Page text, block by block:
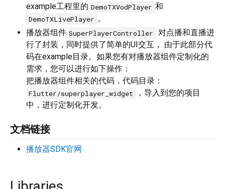
example工程里的 DemoTXVodPlayer 和
DemoTXLivePlayer 。
播放器组件 SuperPlayerController
对点播和直播进
行了封装，同时提供了简单的UI交互， 由于此部分代
码在example目录。如果您有对播放器组件定制化的
需求，您可以进行如下操作：
把播放器组件相关的代码，代码目录：
Flutter/superplayer_widget
，导入到您的项目
中，进行定制化开发。
文档链接
播放器SDK官网